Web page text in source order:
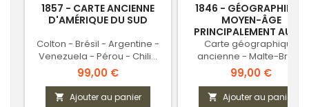
1857 - CARTE ANCIENNE
D'AMÉRIQUE DU SUD
Colton - Brésil - Argentine -
Venezuela - Pérou - Chili...
Prix
99,00 €
 Ajouter au panier
1846 - GÉOGRAPHIE DU
MOYEN-ÂGE
PRINCIPALEMENT AU IXE
SIÈCLE.
Carte géographique
ancienne - Malte-Brun -
Carte du Vinland
Prix
99,00 €
 Ajouter au panier